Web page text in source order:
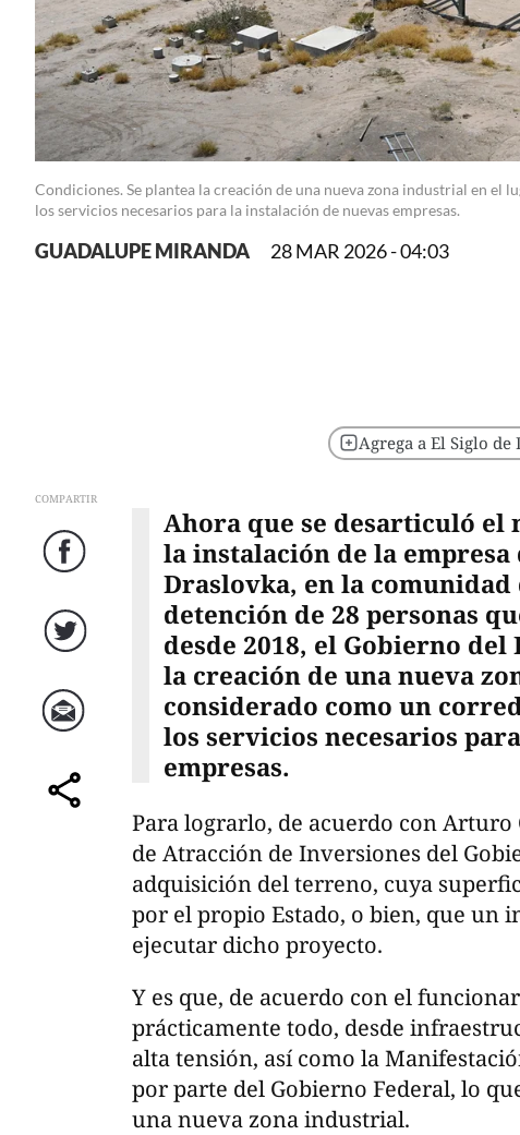
Condiciones. Se plantea la creación de una nueva zona industrial en el
los servicios necesarios para la instalación de nuevas empresas.
GUADALUPE MIRANDA 28 MAR 2026 - 04:03
Agrega a El Siglo de
COMPARTIR
Facebook
Twitter
Correo
comparte
Ahora que se desarticuló
la instalación de la
Draslovka, en la
detención de 28 personas
desde 2018, el Gobierno
la creación de una nueva
considerado como un
los servicios necesarios
empresas.
Para lograrlo, de acuerdo con
de Atracción de Inversiones del
adquisición del terreno, cuya
por el propio Estado, o bien, que un
ejecutar dicho proyecto.
Y es que, de acuerdo con el
prácticamente todo, desde
alta tensión, así como la
por parte del Gobierno Federal, lo
una nueva zona industrial.